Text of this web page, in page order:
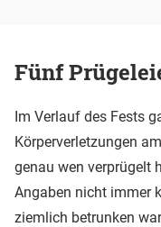
Fünf
Im Verlauf des Fests
Körperverletzungen
genau wen verprügelt
Angaben nicht immer
ziemlich betrunken